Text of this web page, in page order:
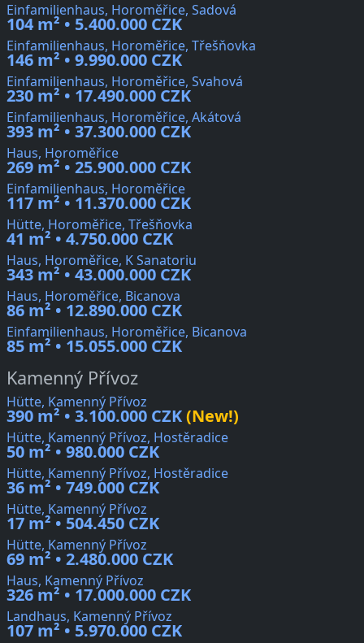
Einfamilienhaus, Horoměřice, Sadová
104 m² • 5.400.000 CZK
Einfamilienhaus, Horoměřice, Třešňovka
146 m² • 9.990.000 CZK
Einfamilienhaus, Horoměřice, Svahová
230 m² • 17.490.000 CZK
Einfamilienhaus, Horoměřice, Akátová
393 m² • 37.300.000 CZK
Haus, Horoměřice
269 m² • 25.900.000 CZK
Einfamilienhaus, Horoměřice
117 m² • 11.370.000 CZK
Hütte, Horoměřice, Třešňovka
41 m² • 4.750.000 CZK
Haus, Horoměřice, K Sanatoriu
343 m² • 43.000.000 CZK
Haus, Horoměřice, Bicanova
86 m² • 12.890.000 CZK
Einfamilienhaus, Horoměřice, Bicanova
85 m² • 15.055.000 CZK
Kamenný Přívoz
Hütte, Kamenný Přívoz
390 m² • 3.100.000 CZK(New!)
Hütte, Kamenný Přívoz, Hostěradice
50 m² • 980.000 CZK
Hütte, Kamenný Přívoz, Hostěradice
36 m² • 749.000 CZK
Hütte, Kamenný Přívoz
17 m² • 504.450 CZK
Hütte, Kamenný Přívoz
69 m² • 2.480.000 CZK
Haus, Kamenný Přívoz
326 m² • 17.000.000 CZK
Landhaus, Kamenný Přívoz
107 m² • 5.970.000 CZK